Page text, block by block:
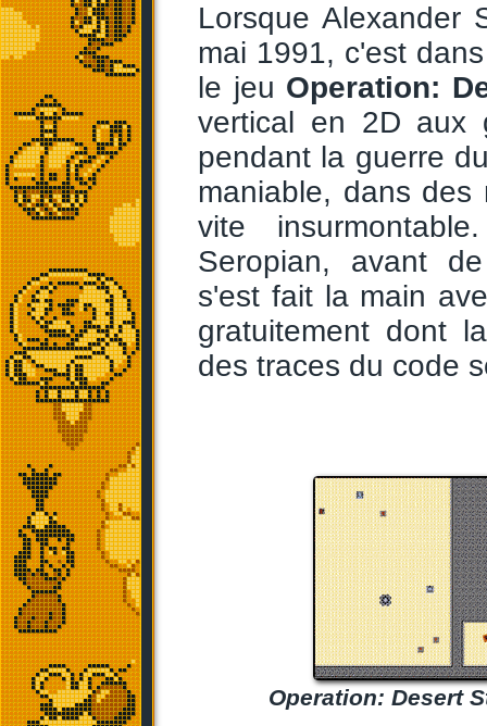
Lorsque Alexander
mai 1991, c'est
le jeu Operation:
vertical en 2D aux
pendant la guerre
maniable, dans des
vite
Seropian, avant
s'est fait la main
gratuitement dont
des traces du code
Operation: Desert